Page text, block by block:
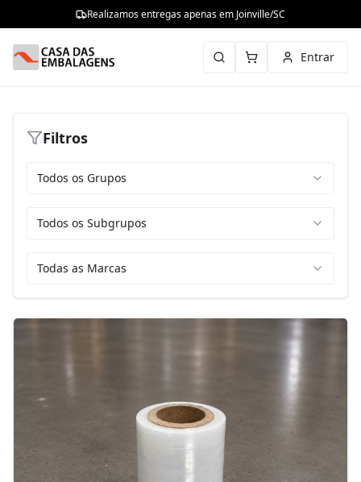
Realizamos entregas apenas em Joinville/SC
Entrar
Filtros
Todos os Grupos
Todos os Subgrupos
Todas as Marcas